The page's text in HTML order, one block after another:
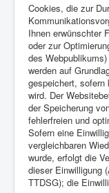
Cookies, die zur
Ihnen erwünschter
oder zur
des
werden auf
gespeichert, sofern
wird. Der
der Speicherung
fehlerfreien und
Sofern eine
vergleichbaren
wurde, erfolgt die
dieser Einwilligung
TTDSG); die